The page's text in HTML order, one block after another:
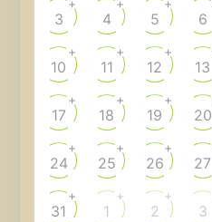
3
+
4
+
5
+
6
10
+
11
+
12
+
13
17
+
18
+
19
+
20
24
+
25
+
26
+
27
31
+
1
+
2
+
3